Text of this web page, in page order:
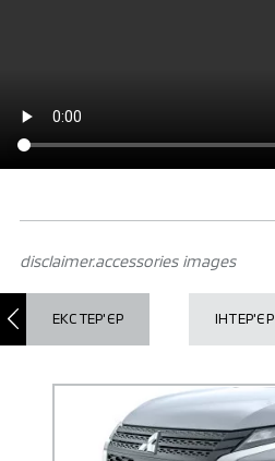
disclaimer.accessories images
ЕКСТЕР'ЄР ІНТЕР'ЄР